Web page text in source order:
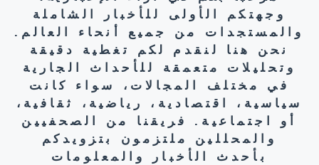
وجهتكم الأولى للأخبار الشاملة
والمستجدات من جميع أنحاء العالم.
نحن هنا لنقدم لكم تغطية دقيقة
وتحليلات متعمقة للأحداث الجارية
في مختلف المجالات، سواء كانت
سياسية، اقتصادية، رياضية، ثقافية،
أو اجتماعية. فريقنا من الصحفيين
والمحللين ملتزمون بتزويدكم
بأحدث الأخبار والمعلومات